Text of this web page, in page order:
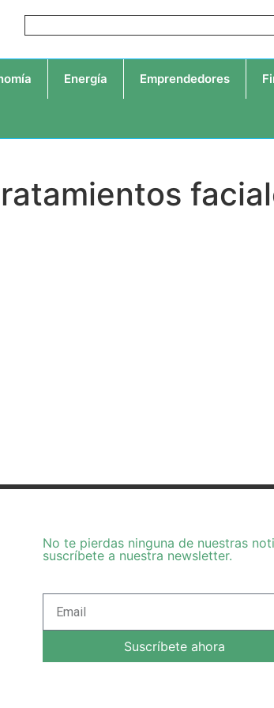
Energía Emprendedores
No te pierdas ninguna de nuestras
suscríbete a nuestra newsletter.
Suscríbete ahora